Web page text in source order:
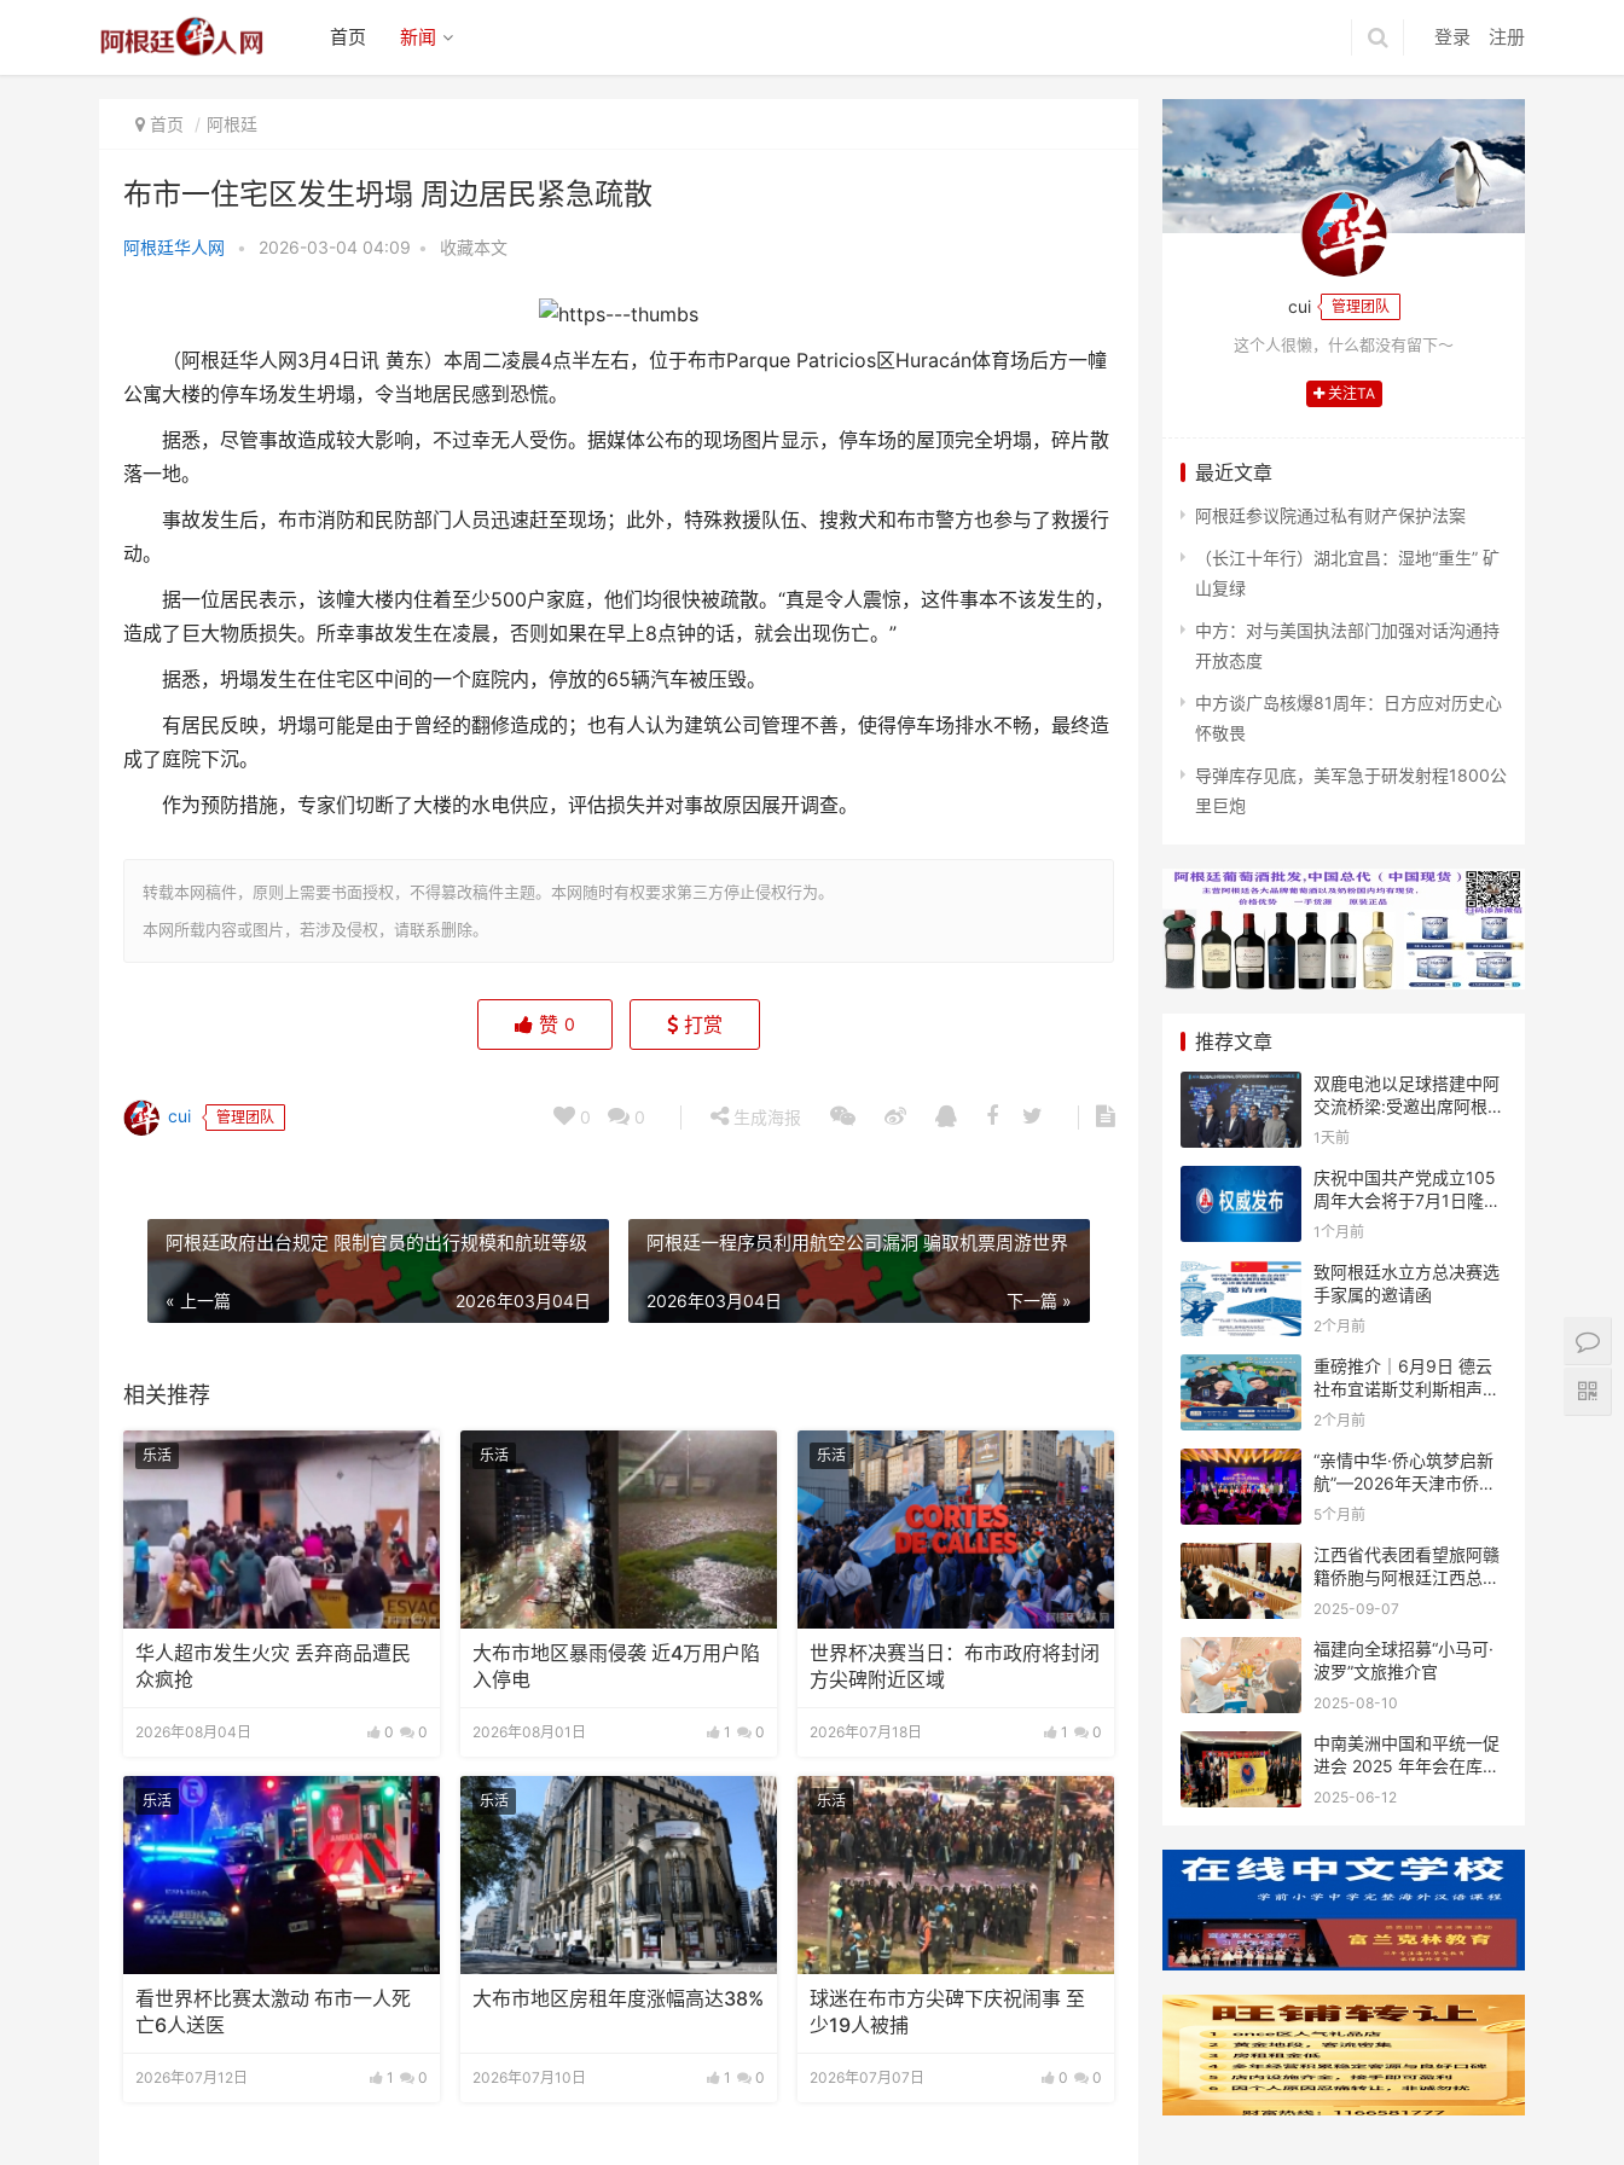
登录 注册
首页 新闻
首页 阿根廷
布市一住宅区发生坍塌 周边居民紧急疏散
阿根廷华人网 • 2026-03-04 04:09 • 收藏本文
（阿根廷华人网3月4日讯 黄东）本周二凌晨4点半左右，位于布市Parque Patricios区Huracán体育场后方一幢
公寓大楼的停车场发生坍塌，令当地居民感到恐慌。
据悉，尽管事故造成较大影响，不过幸无人受伤。据媒体公布的现场图片显示，停车场的屋顶完全坍塌，碎片散
落一地。
事故发生后，布市消防和民防部门人员迅速赶至现场；此外，特殊救援队伍、搜救犬和布市警方也参与了救援行
动。
据一位居民表示，该幢大楼内住着至少500户家庭，他们均很快被疏散。“真是令人震惊，这件事本不该发生的，
造成了巨大物质损失。所幸事故发生在凌晨，否则如果在早上8点钟的话，就会出现伤亡。”
据悉，坍塌发生在住宅区中间的一个庭院内，停放的65辆汽车被压毁。
有居民反映，坍塌可能是由于曾经的翻修造成的；也有人认为建筑公司管理不善，使得停车场排水不畅，最终造
成了庭院下沉。
作为预防措施，专家们切断了大楼的水电供应，评估损失并对事故原因展开调查。
转载本网稿件，原则上需要书面授权，不得篡改稿件主题。本网随时有权要求第三方停止侵权行为。
本网所载内容或图片，若涉及侵权，请联系删除。
赞 0 打赏
cui 管理团队 0 0 生成海报
阿根廷政府出台规定 限制官员的出行规模和航班等级
« 上一篇 2026年03月04日
阿根廷一程序员利用航空公司漏洞 骗取机票周游世界
下一篇 »
2026年03月04日
相关推荐
乐活
华人超市发生火灾 丢弃商品遭民
众疯抢
2026年08月04日 0 0
乐活
大布市地区暴雨侵袭 近4万用户陷
入停电
2026年08月01日 1 0
乐活
世界杯决赛当日：布市政府将封闭
方尖碑附近区域
2026年07月18日 1 0
乐活
看世界杯比赛太激动 布市一人死
亡6人送医
2026年07月12日 1 0
乐活
大布市地区房租年度涨幅高达38%
2026年07月10日 1 0
乐活
球迷在布市方尖碑下庆祝闹事 至
少19人被捕
2026年07月07日 0 0
cui 管理团队
这个人很懒，什么都没有留下～
关注TA
最近文章
阿根廷参议院通过私有财产保护法案
（长江十年行）湖北宜昌：湿地“重生” 矿
山复绿
中方：对与美国执法部门加强对话沟通持
开放态度
中方谈广岛核爆81周年：日方应对历史心
怀敬畏
导弹库存见底，美军急于研发射程1800公
里巨炮
推荐文章
双鹿电池以足球搭建中阿
交流桥梁:受邀出席阿根廷
足协赞助商招待会！
1天前
庆祝中国共产党成立105
周年大会将于7月1日隆重
举行
1个月前
致阿根廷水立方总决赛选
手家属的邀请函
2个月前
重磅推介｜6月9日 德云
社布宜诺斯艾利斯相声专
场！国风曲艺邂逅南美风
结！
2个月前
“亲情中华·侨心筑梦启新
航”—2026年天津市侨界
新春联谊活动成功举办
5个月前
江西省代表团看望旅阿赣
籍侨胞与阿根廷江西总商
会座谈
2025-09-07
福建向全球招募“小马可·
波罗”文旅推介官
2025-08-10
中南美洲中国和平统一促
进会 2025 年年会在库拉
索圆满举行，共绘反“独”
2025-06-12